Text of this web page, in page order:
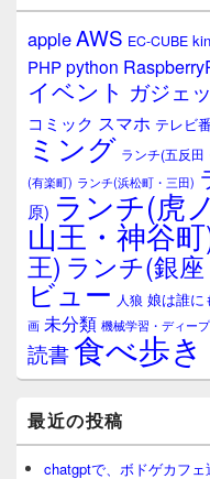
appleAWS EC-CUBE
PHPpython
イベント ガジェ
コミック スマホ テレビ
ミング ランチ(五反田
(有楽町) ランチ(浜松町・三田)
原) ランチ(虎
山王・神谷
王) ランチ(銀
ビュー 人狼 娘は誰に
画 未分類 機械学習・ディー
読書食べ歩き
最近の投稿
chatgptで、ボドゲカフ